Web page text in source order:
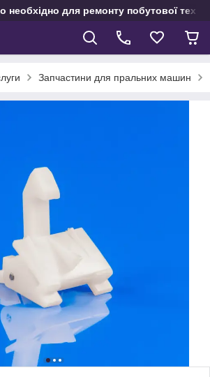
для ремонту побутової
Запчастини для пральних машин